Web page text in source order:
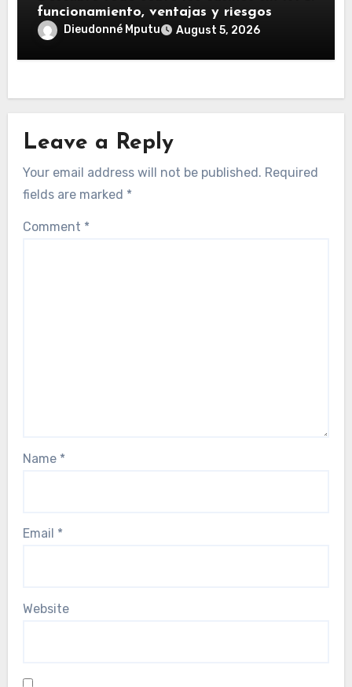
funcionamiento, ventajas y riesgos
Dieudonné Mputu August 5, 2026
Leave a Reply
Your email address will not be published. Required
fields are marked *
Comment *
Name *
Email *
Website